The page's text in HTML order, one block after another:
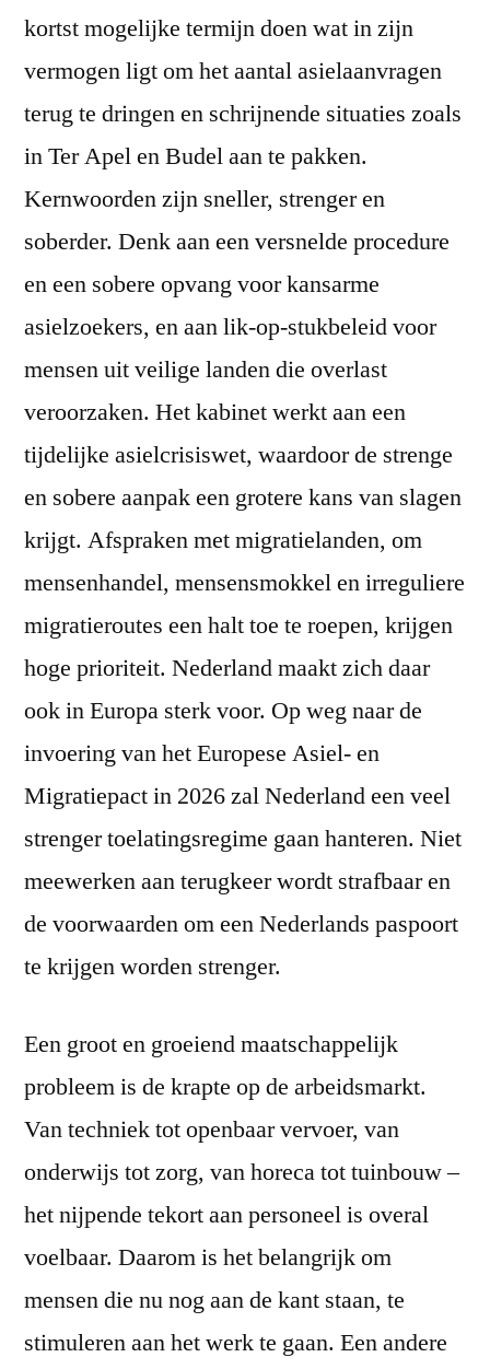
kortst mogelijke termijn doen wat in zijn
vermogen ligt om het aantal asielaanvragen
terug te dringen en schrijnende situaties zoals
in Ter Apel en Budel aan te pakken.
Kernwoorden zijn sneller, strenger en
soberder. Denk aan een versnelde procedure
en een sobere opvang voor kansarme
asielzoekers, en aan lik-op-stukbeleid voor
mensen uit veilige landen die overlast
veroorzaken. Het kabinet werkt aan een
tijdelijke asielcrisiswet, waardoor de strenge
en sobere aanpak een grotere kans van slagen
krijgt. Afspraken met migratielanden, om
mensenhandel, mensensmokkel en irreguliere
migratieroutes een halt toe te roepen, krijgen
hoge prioriteit. Nederland maakt zich daar
ook in Europa sterk voor. Op weg naar de
invoering van het Europese Asiel- en
Migratiepact in 2026 zal Nederland een veel
strenger toelatingsregime gaan hanteren. Niet
meewerken aan terugkeer wordt strafbaar en
de voorwaarden om een Nederlands paspoort
te krijgen worden strenger.
Een groot en groeiend maatschappelijk
probleem is de krapte op de arbeidsmarkt.
Van techniek tot openbaar vervoer, van
onderwijs tot zorg, van horeca tot tuinbouw –
het nijpende tekort aan personeel is overal
voelbaar. Daarom is het belangrijk om
mensen die nu nog aan de kant staan, te
stimuleren aan het werk te gaan. Een andere